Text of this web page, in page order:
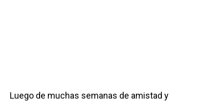
Luego de muchas semanas de amistad y